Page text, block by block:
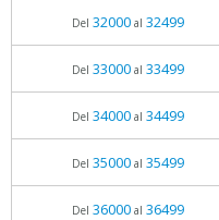
Del 32000al 32499
Del 33000al 33499
Del 34000al 34499
Del 35000al 35499
Del 36000al 36499